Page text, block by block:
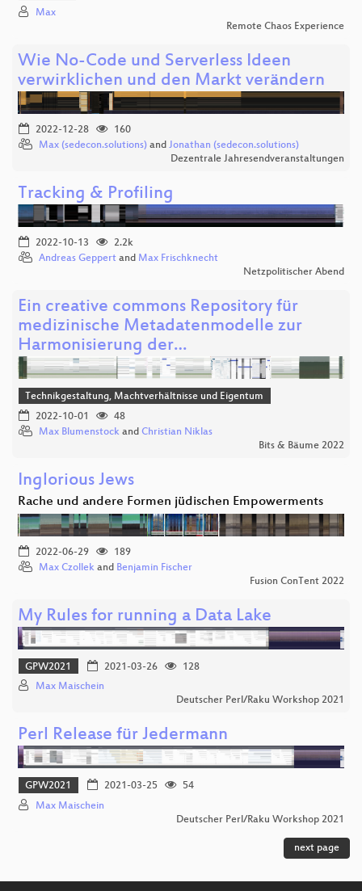
Max
Remote Chaos Experience
Wie No-Code und Serverless Ideen
verwirklichen und den Markt verändern
2022-12-28
160
Max (sedecon.solutions) and Jonathan (sedecon.solutions)
Dezentrale Jahresendveranstaltungen
Tracking & Profiling
2022-10-13
2.2k
Andreas Geppert and Max Frischknecht
Netzpolitischer Abend
Ein creative commons Repository für
medizinische Metadatenmodelle zur
Harmonisierung der…
Technikgestaltung, Machtverhältnisse und Eigentum
2022-10-01
48
Max Blumenstock and Christian Niklas
Bits & Bäume 2022
Inglorious Jews
Rache und andere Formen jüdischen Empowerments
2022-06-29
189
Max Czollek and Benjamin Fischer
Fusion ConTent 2022
My Rules for running a Data Lake
GPW2021 2021-03-26
128
Max Maischein
Deutscher Perl/Raku Workshop 2021
Perl Release für Jedermann
GPW2021 2021-03-25
54
Max Maischein
Deutscher Perl/Raku Workshop 2021
next page